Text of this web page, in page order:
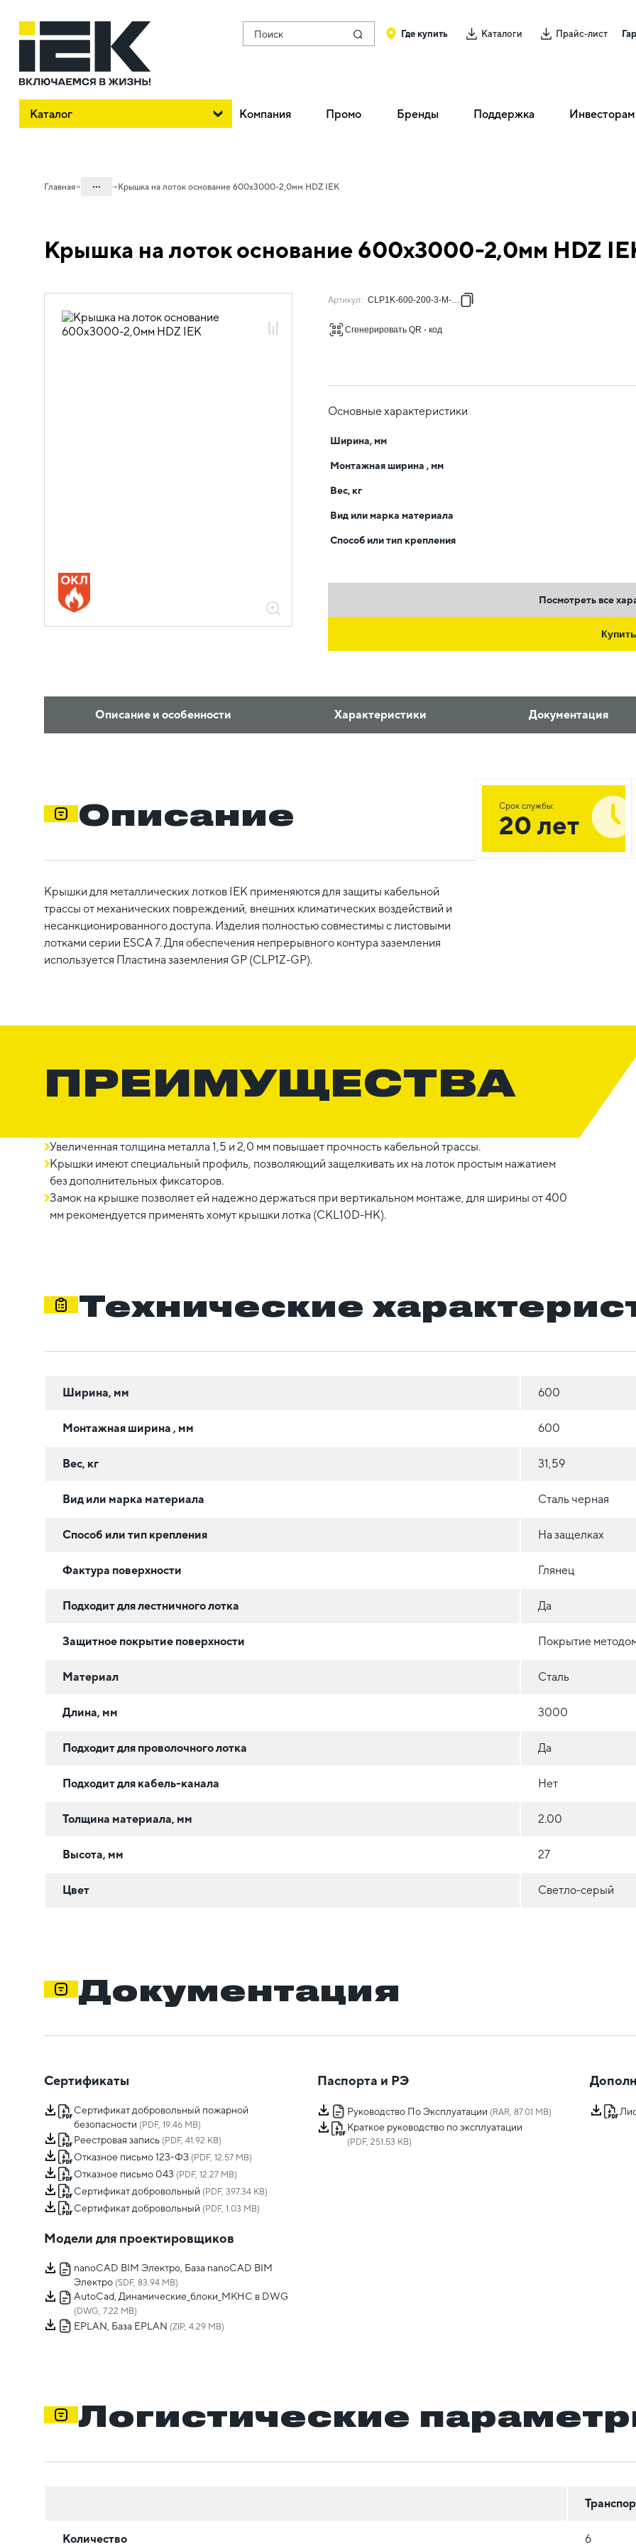
Поиск Где купить Каталоги Прайс-лист
Каталог Компания Промо Бренды Поддержка Инвесторам
Главная ...
05.04.04.01 Крышки лотка
универсальные
Крышка на лоток основание 600х3000-2,0мм HDZ IEK
Крышка на лоток основание 600х3000-2,0мм HDZ
Артикул: CLP1K-600-200-3-M-HDZ
Сгенерировать QR - код
Основные характеристики
Ширина, мм
Монтажная ширина , мм
Вес, кг
Вид или марка материала
Способ или тип крепления
Посмотреть все
Купить
Описание и особенности Характеристики Документация
Описание
Крышки для металлических лотков IEK применяются для защиты кабельной
трассы от механических повреждений, внешних климатических воздействий и
несанкционированного доступа. Изделия полностью совместимы с листовыми
лотками серии ESCA 7. Для обеспечения непрерывного контура заземления
используется Пластина заземления GP (CLP1Z-GP).
Срок службы:
20 лет
ПРЕИМУЩЕСТВА
Увеличенная толщина металла 1,5 и 2,0 мм повышает прочность кабельной трассы.
Крышки имеют специальный профиль, позволяющий защелкивать их на лоток простым нажатием
без дополнительных фиксаторов.
Замок на крышке позволяет ей надежно держаться при вертикальном монтаже, для ширины от 400
мм рекомендуется применять хомут крышки лотка (CKL10D-HK).
Технические
Ширина, мм 600
Монтажная ширина , мм 600
Вес, кг 31,59
Вид или марка материала Сталь черная
Способ или тип крепления На защелках
Фактура поверхности Глянец
Подходит для лестничного лотка Да
Защитное покрытие поверхности Покрытие
Материал Сталь
Длина, мм 3000
Подходит для проволочного лотка Да
Подходит для кабель-канала Нет
Толщина материала, мм 2.00
Высота, мм 27
Цвет Светло-серый
Документация
Сертификаты
Сертификат добровольный пожарной
безопасности (PDF, 19.46 MB)
Реестровая запись (PDF, 41.92 KB)
Отказное письмо 123-ФЗ (PDF, 12.57 MB)
Отказное письмо 043 (PDF, 12.27 MB)
Сертификат добровольный (PDF, 397.34 KB)
Сертификат добровольный (PDF, 1.03 MB)
Паспорта и РЭ
Руководство По Эксплуатации (RAR, 87.01 MB)
Краткое руководство по эксплуатации
(PDF, 251.53 KB)
Модели для проектировщиков
nanoCAD BIM Электро, База nanoCAD BIM
Электро (SDF, 83.94 MB)
AutoCad, Динамические_блоки_МКНС в DWG
(DWG, 7.22 MB)
EPLAN, База EPLAN (ZIP, 4.29 MB)
Логистические
Количество 6